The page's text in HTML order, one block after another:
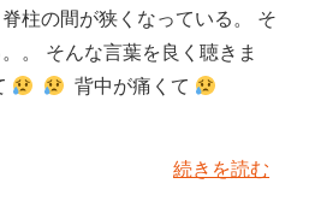
柱の間が狭くなっている。 そ
。 そんな言葉を良く聴きま
背中が痛くて
続きを読む